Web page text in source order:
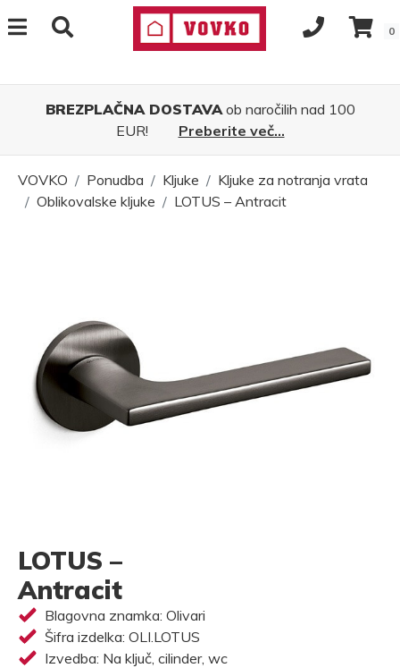
0
BREZPLAČNA DOSTAVAob naročilih nad 100
EUR!
Preberite več...
VOVKO Ponudba Kljuke
Kljuke za notranja vrata
Oblikovalske kljuke
LOTUS – Antracit
LOTUS –
Antracit
Blagovna znamka: Olivari
Šifra izdelka: OLI.LOTUS
Izvedba: Na ključ, cilinder, wc